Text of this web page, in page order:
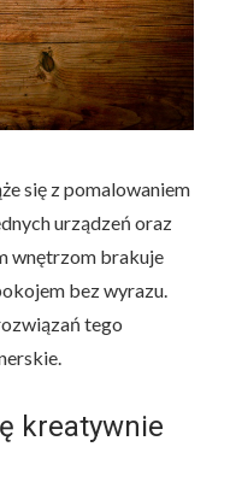
się z pomalowaniem
urządzeń oraz
wnętrzom brakuje
bez wyrazu.
tego
kreatywnie